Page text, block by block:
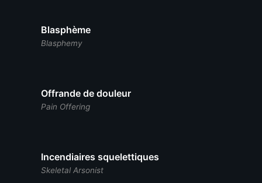
Blasphème
Blasphemy
Offrande de douleur
Pain Offering
Incendiaires squelettiques
Skeletal Arsonist